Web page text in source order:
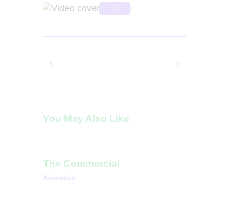
You May Also Like
The Commercial
Animation